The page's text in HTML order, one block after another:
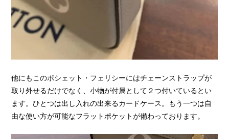
他にもこのポシェット・フェリシーにはチェーンストラップが
取り外せるだけでなく、小物が付属として２つ付いているとい
ます。ひとつは出し入れの出来るカードケース。もう一つは自
由な使い方が可能なフラットポケットが備わっております。